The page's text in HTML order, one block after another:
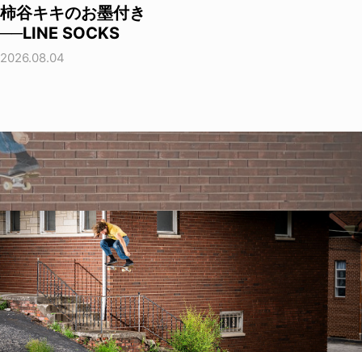
柿谷キキのお墨付き
──LINE SOCKS
2026.08.04